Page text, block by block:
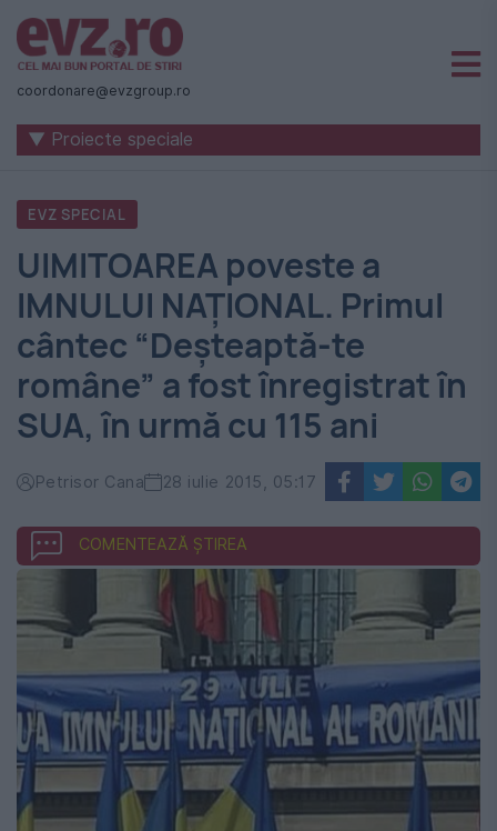
Știri
naționale
internaționale
România
-
Evenimentul
Zilei
coordonare@evzgroup.ro
▼ Proiecte speciale
EVZ SPECIAL
UIMITOAREA poveste a
IMNULUI NAŢIONAL. Primul
cântec “Deşteaptă-te
române” a fost înregistrat în
SUA, în urmă cu 115 ani
Petrisor Cana 28 iulie 2015, 05:17
COMENTEAZĂ ȘTIREA